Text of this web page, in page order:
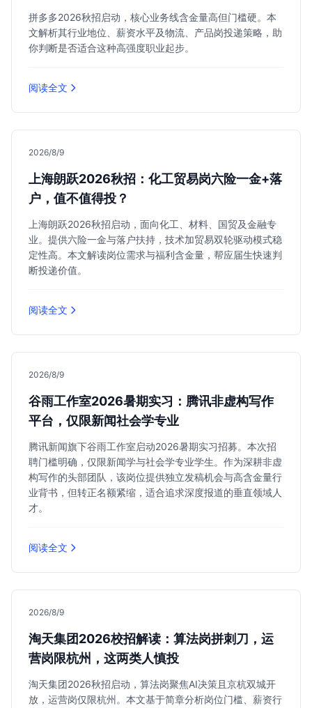
拼多多2026秋招启动，核心业务线含金量高但门槛硬。本
文解析其行业地位、薪资水平及物流、产品岗投递策略，助
你判断是否适合这种高强度职业起步。
阅读全文
2026/8/9
上海朗跃2026秋招：化工贸易岗六险一金+落
户，值不值得投？
上海朗跃2026秋招启动，面向化工、材料、国贸及金融专
业。提供六险一金与落户扶持，技术加贸易双轮驱动模式稳
定性高。本文解读岗位需求与福利含金量，帮应届生快速判
断投递价值。
阅读全文
2026/8/9
谷雨工作室2026暑期实习：腾讯非虚构写作
平台，仅限新闻社会学专业
腾讯新闻旗下谷雨工作室启动2026暑期实习招募。本次招
聘门槛明确，仅限新闻学与社会学专业学生。作为深耕非虚
构写作的头部团队，该岗位提供独立发稿机会与高含金量行
业背书，但转正名额紧缩，适合追求深度报道的垂直领域人
才。
阅读全文
2026/8/9
淘天集团2026校招解读：算法岗拼刺刀，运
营岗限杭州，这两类人慎投
淘天集团2026秋招启动，算法岗聚焦AI决策且京杭双城开
放，运营岗仅限杭州。本文基于简章分析岗位门槛、薪资行